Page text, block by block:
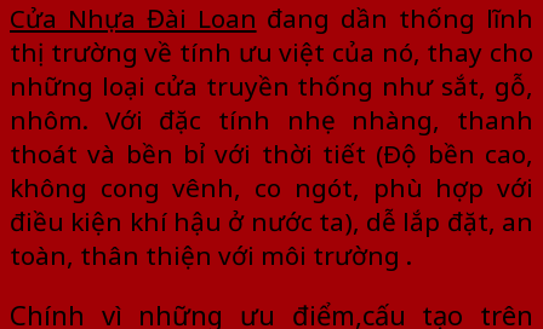
Cửa Nhựa Đài Loan đang dần thống lĩnh
thị trường về tính ưu việt của nó, thay cho
những loại cửa truyền thống như sắt, gỗ,
nhôm. Với đặc tính nhẹ nhàng, thanh
thoát và bền bỉ với thời tiết (Ðộ bền cao,
không cong vênh, co ngót, phù hợp với
điều kiện khí hậu ở nước ta), dễ lắp đặt, an
toàn, thân thiện với môi trường .
Chính vì những ưu điểm,cấu tạo trên